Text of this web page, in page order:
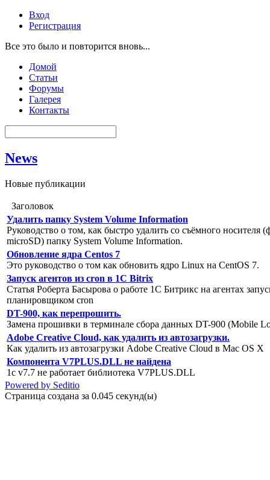
Вход
Регистрация
Все это было и повторится вновь...
Домой
Статьи
Форумы
Галерея
Контакты
News
Новые публикации
Заголовок
Удалить папку System Volume Information
Руководство о том, как быстро удалить со съёмного носителя
microSD) папку System Volume Information.
Обновление ядра Centos 7
Это руководство о том как обновить ядро Linux на CentOS 7.
Запуск агентов из cron в 1C Bitrix
Статья Роберта Басырова о работе 1С Битрикс на агентах
планировщиком cron
DT-900, как перепрошить.
Замена прошивки в терминале сбора данных DT-900 (Mobile
Adobe Creative Cloud, как удалить из автозагрузки.
Как удалить из автозагрузки Adobe Creative Cloud в Mac OS X
Компонента V7PLUS.DLL не найдена
1c v7.7 не работает библиотека V7PLUS.DLL
Powered by Seditio
Страница создана за 0.045 секунд(ы)